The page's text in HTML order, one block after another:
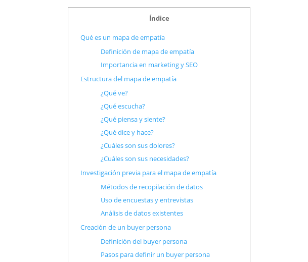
Índice
Qué es un mapa de empatía
Definición de mapa de empatía
Importancia en marketing y SEO
Estructura del mapa de empatía
¿Qué ve?
¿Qué escucha?
¿Qué piensa y siente?
¿Qué dice y hace?
¿Cuáles son sus dolores?
¿Cuáles son sus necesidades?
Investigación previa para el mapa de empatía
Métodos de recopilación de datos
Uso de encuestas y entrevistas
Análisis de datos existentes
Creación de un buyer persona
Definición del buyer persona
Pasos para definir un buyer persona